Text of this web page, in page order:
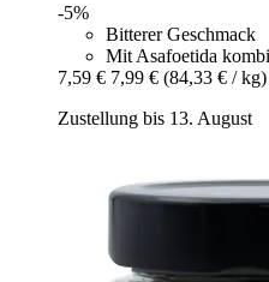
-5%
Bitterer Geschmack
Mit Asafoetida
7,59 € 7,99 € (84,33 € / kg)
Zustellung bis 13. August